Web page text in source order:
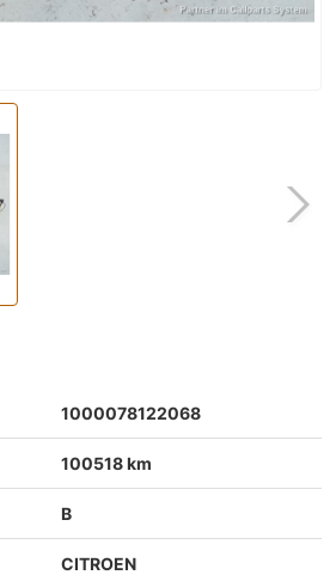
1000078122068
100518 km
B
CITROEN